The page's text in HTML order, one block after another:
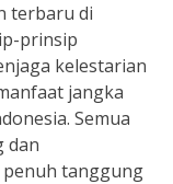
terbaru di
prinsip
kelestarian
jangka
Semua
dan
penuh tanggung